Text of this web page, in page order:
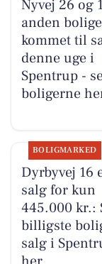
Nyvej 26 og
anden
kommet til
denne uge i
Spentrup -
boligerne
BOLIGMARKED
Dyrbyvej 16
salg for kun
445.000 kr.:
billigste
salg i